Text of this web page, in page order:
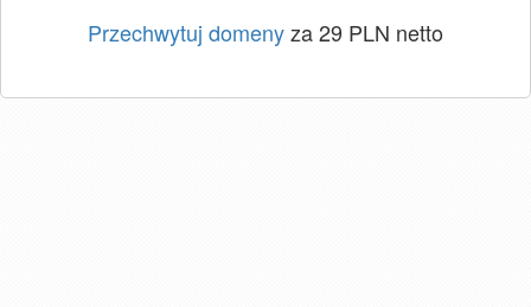
Przechwytuj domenyza 29 PLN netto